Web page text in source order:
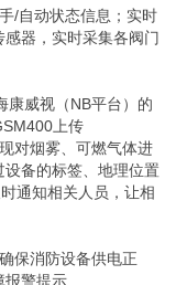
/自动状态信息；实时
器，实时采集各阀门
康威视（NB平台）的
上传
对烟雾、可燃气体进
备的标签、地理位置
通知相关人员，让相
保消防设备供电正
报警提示